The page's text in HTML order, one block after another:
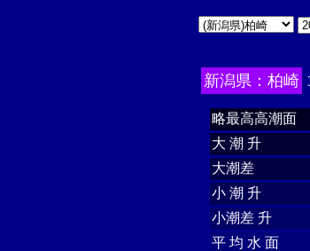
新潟県：柏崎
略最高高潮面
大 潮 升
大潮差
小 潮 升
小潮差 升
平 均 水 面